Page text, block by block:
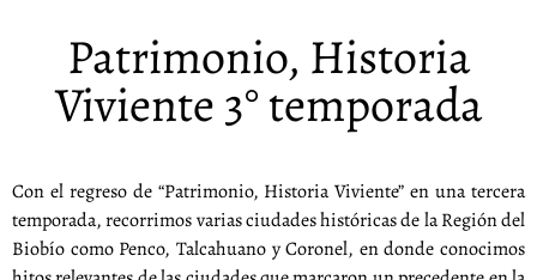
Patrimonio, Historia
Viviente 3° temporada
Con el regreso de “Patrimonio, Historia Viviente” en una tercera
temporada, recorrimos varias ciudades históricas de la Región del
Biobío como Penco, Talcahuano y Coronel, en donde conocimos